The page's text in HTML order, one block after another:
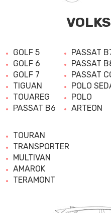
GOLF 5
GOLF 6
GOLF 7
TIGUAN
TOUAREG
PASSAT B6
PASSAT
PASSAT
PASSAT
POLO
POLO
ARTEON
TOURAN
TRANSPORTER
MULTIVAN
AMAROK
TERAMONT